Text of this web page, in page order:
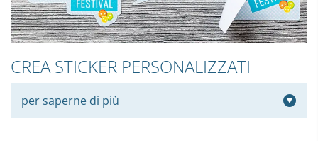
CREA STICKER PERSONALIZZATI
per saperne di più